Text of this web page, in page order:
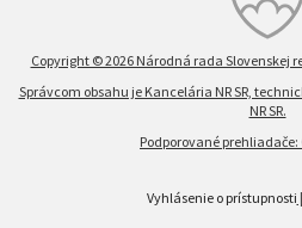
Copyright © 2026 Národná rada Slovenskej
Správcom obsahu je Kancelária NR SR,
NR SR.
Podporované prehliadače:
Vyhlásenie o prístupnosti |